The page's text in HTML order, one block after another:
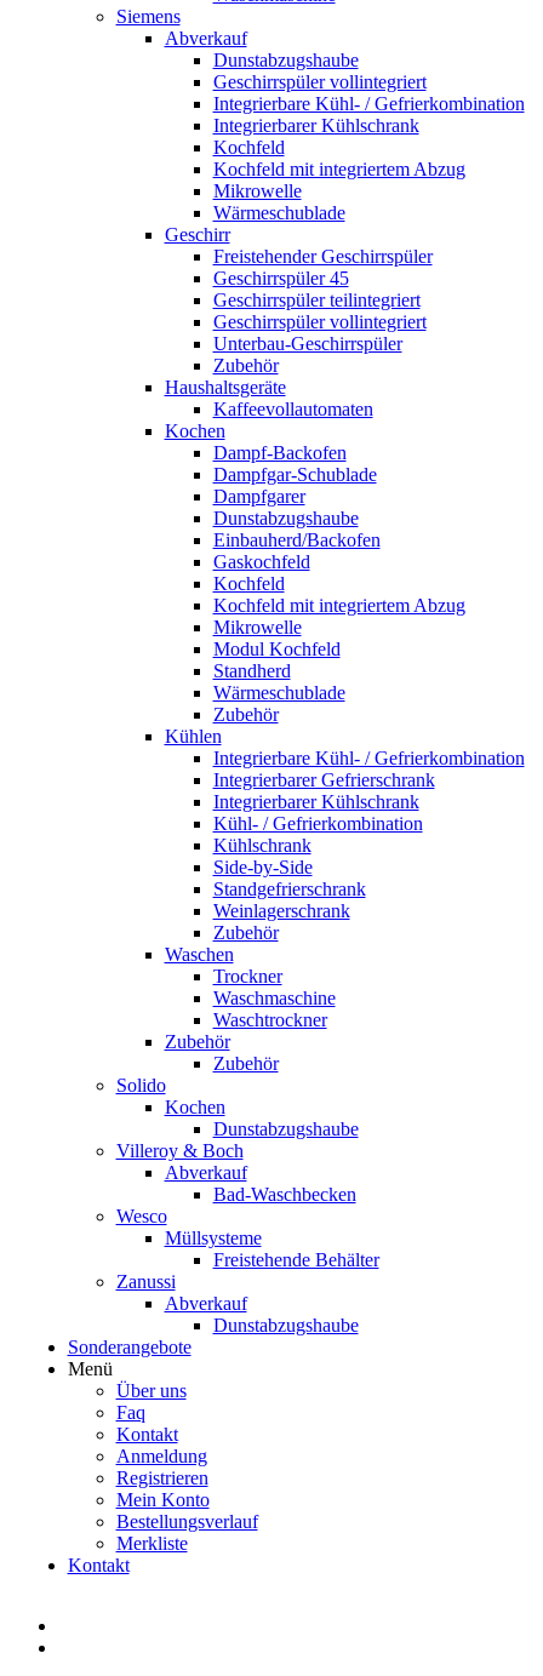
Siemens
Abverkauf
Dunstabzugshaube
Geschirrspüler vollintegriert
Integrierbare Kühl- / Gefrierkombination
Integrierbarer Kühlschrank
Kochfeld
Kochfeld mit integriertem Abzug
Mikrowelle
Wärmeschublade
Geschirr
Freistehender Geschirrspüler
Geschirrspüler 45
Geschirrspüler teilintegriert
Geschirrspüler vollintegriert
Unterbau-Geschirrspüler
Zubehör
Haushaltsgeräte
Kaffeevollautomaten
Kochen
Dampf-Backofen
Dampfgar-Schublade
Dampfgarer
Dunstabzugshaube
Einbauherd/Backofen
Gaskochfeld
Kochfeld
Kochfeld mit integriertem Abzug
Mikrowelle
Modul Kochfeld
Standherd
Wärmeschublade
Zubehör
Kühlen
Integrierbare Kühl- / Gefrierkombination
Integrierbarer Gefrierschrank
Integrierbarer Kühlschrank
Kühl- / Gefrierkombination
Kühlschrank
Side-by-Side
Standgefrierschrank
Weinlagerschrank
Zubehör
Waschen
Trockner
Waschmaschine
Waschtrockner
Zubehör
Zubehör
Solido
Kochen
Dunstabzugshaube
Villeroy & Boch
Abverkauf
Bad-Waschbecken
Wesco
Müllsysteme
Freistehende Behälter
Zanussi
Abverkauf
Dunstabzugshaube
Sonderangebote
Menü
Über uns
Faq
Kontakt
Anmeldung
Registrieren
Mein Konto
Bestellungsverlauf
Merkliste
Kontakt